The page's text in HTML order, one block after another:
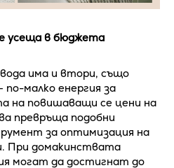
усеща в бюджета
има и втори, също
малко енергия за
на повишаващи се цени на
превръща подобни
за оптимизация на
При домакинствата
могат да достигнат до